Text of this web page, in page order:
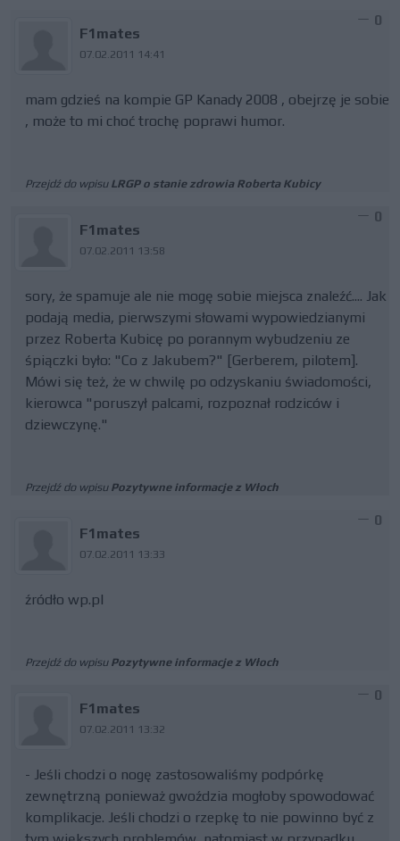
F1mates
07.02.2011 14:41
0
mam gdzieś na kompie GP Kanady 2008 , obejrzę je sobie
, może to mi choć trochę poprawi humor.
Przejdź do wpisu LRGP o stanie zdrowia Roberta Kubicy
F1mates
07.02.2011 13:58
0
sory, że spamuje ale nie mogę sobie miejsca znaleźć.... Jak
podają media, pierwszymi słowami wypowiedzianymi
przez Roberta Kubicę po porannym wybudzeniu ze
śpiączki było: "Co z Jakubem?" [Gerberem, pilotem].
Mówi się też, że w chwilę po odzyskaniu świadomości,
kierowca "poruszył palcami, rozpoznał rodziców i
dziewczynę."
Przejdź do wpisu Pozytywne informacje z Włoch
F1mates
07.02.2011 13:33
0
źródło wp.pl
Przejdź do wpisu Pozytywne informacje z Włoch
F1mates
07.02.2011 13:32
0
- Jeśli chodzi o nogę zastosowaliśmy podpórkę
zewnętrzną ponieważ gwoździa mogłoby spowodować
komplikacje. Jeśli chodzi o rzepkę to nie powinno być z